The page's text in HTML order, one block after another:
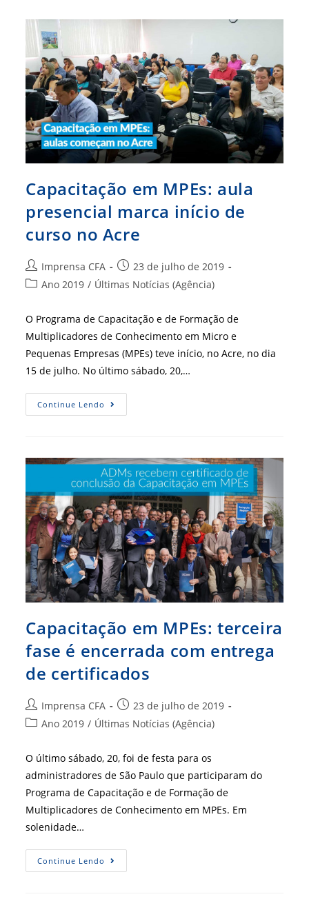
Pública
Capacitação em MPEs: aula
presencial marca início de
curso no Acre
Autor
do
Imprensa CFA
Post
publicado:
23 de julho de 2019
Categoria
post:
Ano 2019 / Últimas Notícias (Agência)
O Programa de Capacitação e de Formação de
Multiplicadores de Conhecimento em Micro e
Pequenas Empresas (MPEs) teve início, no Acre, no dia
15 de julho. No último sábado, 20,…
Continue Lendo Capacitação
Em
Início
De
Curso
No
Acre
Capacitação em MPEs: terceira
fase é encerrada com entrega
de certificados
Autor
do
Imprensa CFA
Post
publicado:
23 de julho de 2019
Categoria
post:
Ano 2019 / Últimas Notícias (Agência)
O último sábado, 20, foi de festa para os
administradores de São Paulo que participaram do
Programa de Capacitação e de Formação de
Multiplicadores de Conhecimento em MPEs. Em
solenidade…
Continue Lendo Capacitação
Em